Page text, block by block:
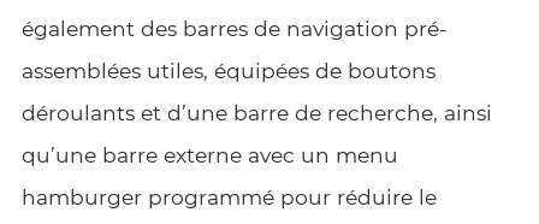
également des barres de navigation pré-
assemblées utiles, équipées de boutons
déroulants et d’une barre de recherche, ainsi
qu’une barre externe avec un menu
hamburger programmé pour réduire le